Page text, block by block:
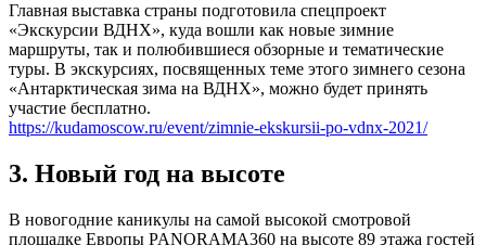
Главная выставка страны подготовила спецпроект
«Экскурсии ВДНХ», куда вошли как новые зимние
маршруты, так и полюбившиеся обзорные и тематические
туры. В экскурсиях, посвященных теме этого зимнего сезона
«Антарктическая зима на ВДНХ», можно будет принять
участие бесплатно.
https://kudamoscow.ru/event/zimnie-ekskursii-po-vdnx-2021/
3. Новый год на высоте
В новогодние каникулы на самой высокой смотровой
площадке Европы PANORAMA360 на высоте 89 этажа гостей